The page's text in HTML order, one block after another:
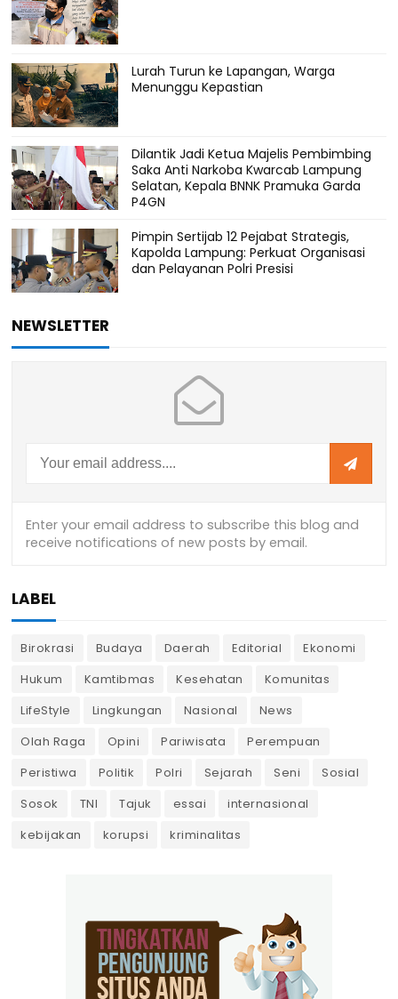
Lurah Turun ke Lapangan, Warga
Menunggu Kepastian
Dilantik Jadi Ketua Majelis Pembimbing
Saka Anti Narkoba Kwarcab Lampung
Selatan, Kepala BNNK Pramuka Garda
P4GN
Pimpin Sertijab 12 Pejabat Strategis,
Kapolda Lampung: Perkuat Organisasi
dan Pelayanan Polri Presisi
NEWSLETTER
LABEL
Birokrasi Budaya Daerah Editorial
Ekonomi
Hukum
Kamtibmas Kesehatan
Komunitas
LifeStyle
Lingkungan Nasional
News
Olah Raga
Opini Pariwisata
Perempuan
Peristiwa
Politik Polri Sejarah Seni
Sosial
Sosok
TNI Tajuk essai
internasional
kebijakan
korupsi kriminalitas